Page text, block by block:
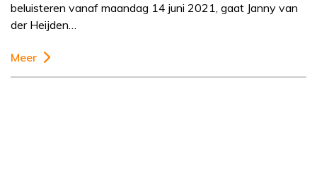
beluisteren vanaf maandag 14 juni 2021, gaat Janny van
der Heijden…
Meer